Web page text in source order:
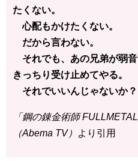
たくない。
心配もかけたくない。
だから言わない。
それでも、あの兄弟が弱音
きっちり受け止めてやる。
それでいいんじゃないか？
「鋼の錬金術師
（Abema TV）
より引用